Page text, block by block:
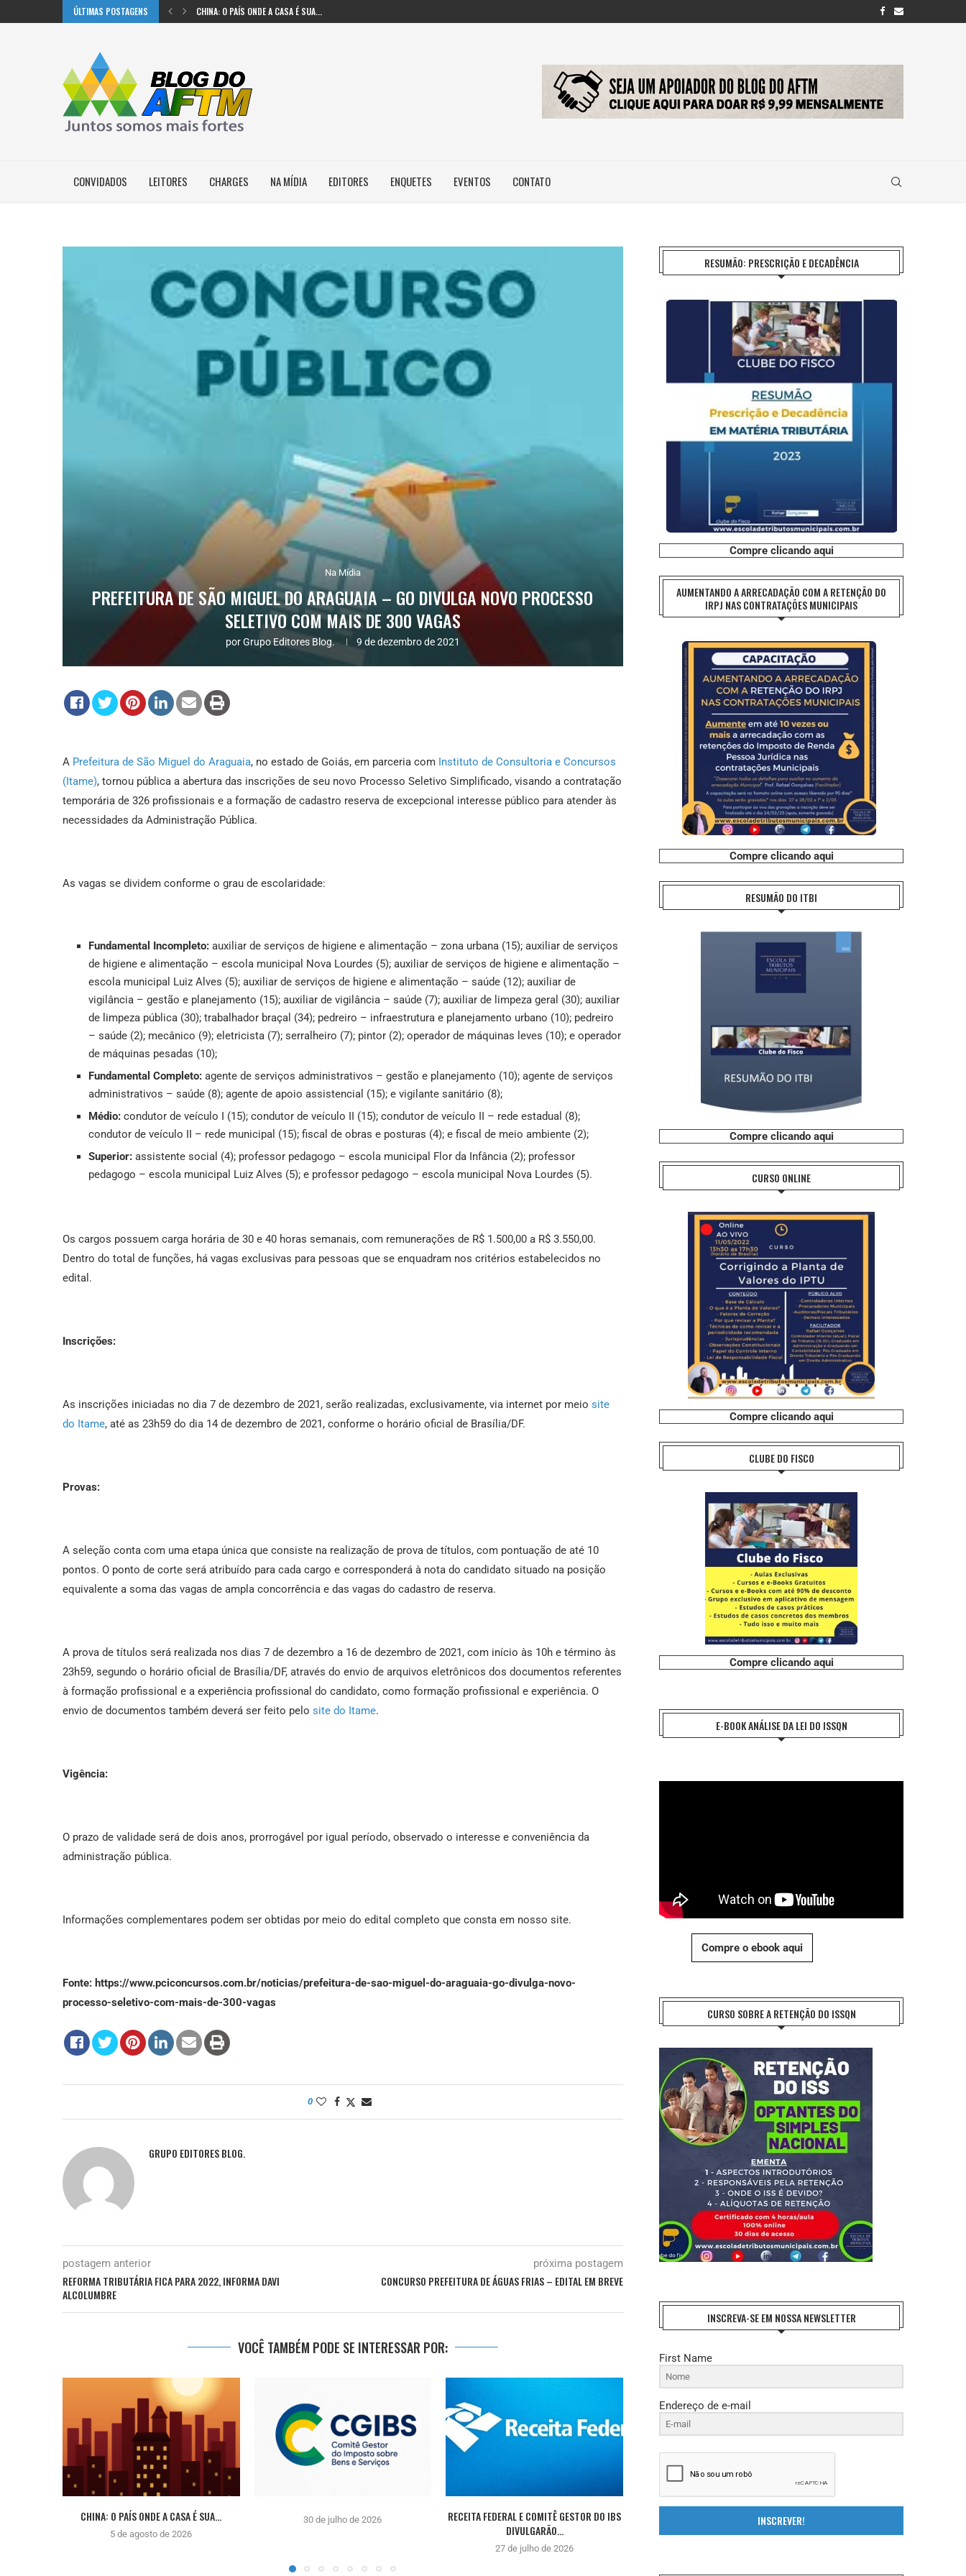
ÚLTIMAS POSTAGENS
CHINA: O PAÍS ONDE A CASA É SUA...
CONVIDADOS LEITORES CHARGES NA MÍDIA EDITORES ENQUETES EVENTOS CONTATO
Na Mídia
PREFEITURA DE SÃO MIGUEL DO ARAGUAIA – GO DIVULGA NOVO PROCESSO
SELETIVO COM MAIS DE 300 VAGAS
porGrupo Editores Blog. 9 de dezembro de 2021
A Prefeitura de São Miguel do Araguaia, no estado de Goiás, em parceria com Instituto de Consultoria e Concursos
(Itame), tornou pública a abertura das inscrições de seu novo Processo Seletivo Simplificado, visando a contratação
temporária de 326 profissionais e a formação de cadastro reserva de excepcional interesse público para atender às
necessidades da Administração Pública.
As vagas se dividem conforme o grau de escolaridade:
Fundamental Incompleto: auxiliar de serviços de higiene e alimentação – zona urbana (15); auxiliar de serviços
de higiene e alimentação – escola municipal Nova Lourdes (5); auxiliar de serviços de higiene e alimentação –
escola municipal Luiz Alves (5); auxiliar de serviços de higiene e alimentação – saúde (12); auxiliar de
vigilância – gestão e planejamento (15); auxiliar de vigilância – saúde (7); auxiliar de limpeza geral (30); auxiliar
de limpeza pública (30); trabalhador braçal (34); pedreiro – infraestrutura e planejamento urbano (10); pedreiro
– saúde (2); mecânico (9); eletricista (7); serralheiro (7); pintor (2); operador de máquinas leves (10); e operador
de máquinas pesadas (10);
Fundamental Completo: agente de serviços administrativos – gestão e planejamento (10); agente de serviços
administrativos – saúde (8); agente de apoio assistencial (15); e vigilante sanitário (8);
Médio: condutor de veículo I (15); condutor de veículo II (15); condutor de veículo II – rede estadual (8);
condutor de veículo II – rede municipal (15); fiscal de obras e posturas (4); e fiscal de meio ambiente (2);
Superior: assistente social (4); professor pedagogo – escola municipal Flor da Infância (2); professor
pedagogo – escola municipal Luiz Alves (5); e professor pedagogo – escola municipal Nova Lourdes (5).
Os cargos possuem carga horária de 30 e 40 horas semanais, com remunerações de R$ 1.500,00 a R$ 3.550,00.
Dentro do total de funções, há vagas exclusivas para pessoas que se enquadram nos critérios estabelecidos no
edital.
Inscrições:
As inscrições iniciadas no dia 7 de dezembro de 2021, serão realizadas, exclusivamente, via internet por meio site
do Itame, até as 23h59 do dia 14 de dezembro de 2021, conforme o horário oficial de Brasília/DF.
Provas:
A seleção conta com uma etapa única que consiste na realização de prova de títulos, com pontuação de até 10
pontos. O ponto de corte será atribuído para cada cargo e corresponderá à nota do candidato situado na posição
equivalente a soma das vagas de ampla concorrência e das vagas do cadastro de reserva.
A prova de títulos será realizada nos dias 7 de dezembro a 16 de dezembro de 2021, com início às 10h e término às
23h59, segundo o horário oficial de Brasília/DF, através do envio de arquivos eletrônicos dos documentos referentes
à formação profissional e a experiência profissional do candidato, como formação profissional e experiência. O
envio de documentos também deverá ser feito pelo site do Itame.
Vigência:
O prazo de validade será de dois anos, prorrogável por igual período, observado o interesse e conveniência da
administração pública.
Informações complementares podem ser obtidas por meio do edital completo que consta em nosso site.
Fonte: https://www.pciconcursos.com.br/noticias/prefeitura-de-sao-miguel-do-araguaia-go-divulga-novo-
processo-seletivo-com-mais-de-300-vagas
0
GRUPO EDITORES BLOG.
postagem anterior
REFORMA TRIBUTÁRIA FICA PARA 2022, INFORMA DAVI
ALCOLUMBRE
próxima postagem
CONCURSO PREFEITURA DE ÁGUAS FRIAS – EDITAL EM BREVE
VOCÊ TAMBÉM PODE SE INTERESSAR POR:
CHINA: O PAÍS ONDE A CASA É SUA...
5 de agosto de 2026
30 de julho de 2026
RECEITA FEDERAL E COMITÊ GESTOR DO IBS
DIVULGARÃO...
27 de julho de 2026
REFORMA TRIBUTÁRIA: O DESAFIO DA
IMPLEMENTAÇÃO E A...
RESUMÃO: PRESCRIÇÃO E DECADÊNCIA
Compre clicando aqui
AUMENTANDO A ARRECADAÇÃO COM A RETENÇÃO DO
IRPJ NAS CONTRATAÇÕES MUNICIPAIS
Compre clicando aqui
RESUMÃO DO ITBI
Compre clicando aqui
CURSO ONLINE
Compre clicando aqui
CLUBE DO FISCO
Compre clicando aqui
E-BOOK ANÁLISE DA LEI DO ISSQN
Compre o ebook aqui
CURSO SOBRE A RETENÇÃO DO ISSQN
INSCREVA-SE EM NOSSA NEWSLETTER
First Name
Endereço de e-mail
INSCREVER!